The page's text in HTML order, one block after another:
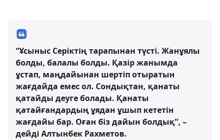
“Ұсыныс Серіктің тарапынан түсті. Жанұялы
болды, балалы болды. Қазір жанымда
ұстап, маңдайынан шертіп отыратын
жағдайда емес ол. Сондықтан, қанаты
қатайды деуге болады. Қанаты
қатайғандардың ұядан ұшып кететін
жағдайы бар. Оған біз дайын болдық”, –
дейді Алтынбек Рахметов.